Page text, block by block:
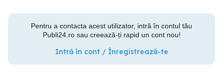
Pentru a contacta acest utilizator, intră în contul tău
Publi24.ro sau creează-ți rapid un cont nou!
Intră în cont / Înregistrează-te